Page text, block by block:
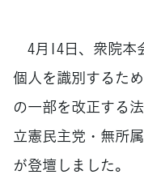
4月14日、衆院本
個人を識別するた
の一部を改正する
立憲民主党・無所
が登壇しました。